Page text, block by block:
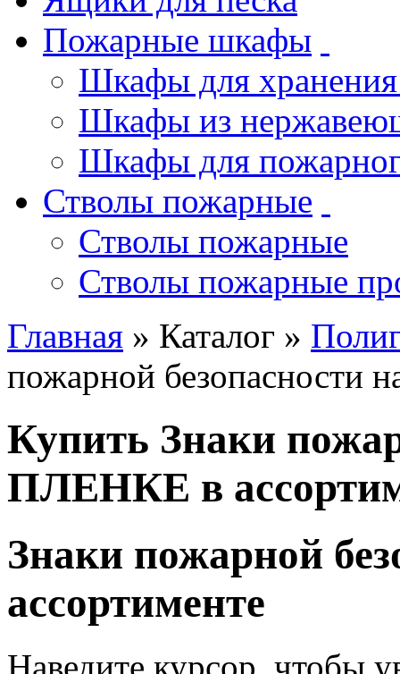
Пожарные шкафы
Шкафы для хранения
Шкафы из
Шкафы для
Стволы пожарные
Стволы пожарные
Стволы пожарные
Главная » Каталог »
пожарной безопасности
Купить Знаки
ПЛЕНКЕ в
Знаки пожарной
ассортименте
Наведите курсор, чтобы